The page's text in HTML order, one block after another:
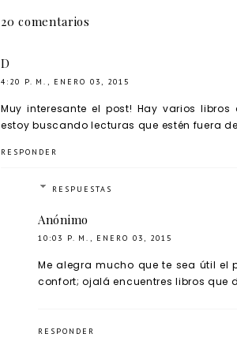
20 comentarios
D
4:20 P. M., ENERO 03, 2015
Muy interesante el post! Hay varios
estoy buscando lecturas que estén fuera
RESPONDER
RESPUESTAS
Anónimo
10:03 P. M., ENERO 03, 2015
Me alegra mucho que te sea útil el
confort; ojalá encuentres libros que
RESPONDER